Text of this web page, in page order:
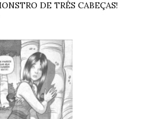
DE TRÊS CABEÇAS!